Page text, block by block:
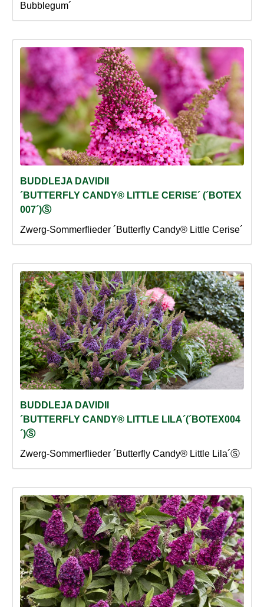
Bubblegum´
BUDDLEJA DAVIDII
´BUTTERFLY CANDY® LITTLE CERISE´ (´BOTEX
007´)Ⓢ
Zwerg-Sommerflieder ´Butterfly Candy® Little Cerise´
BUDDLEJA DAVIDII
´BUTTERFLY CANDY® LITTLE LILA´(´BOTEX004
´)Ⓢ
Zwerg-Sommerflieder ´Butterfly Candy® Little Lila´Ⓢ